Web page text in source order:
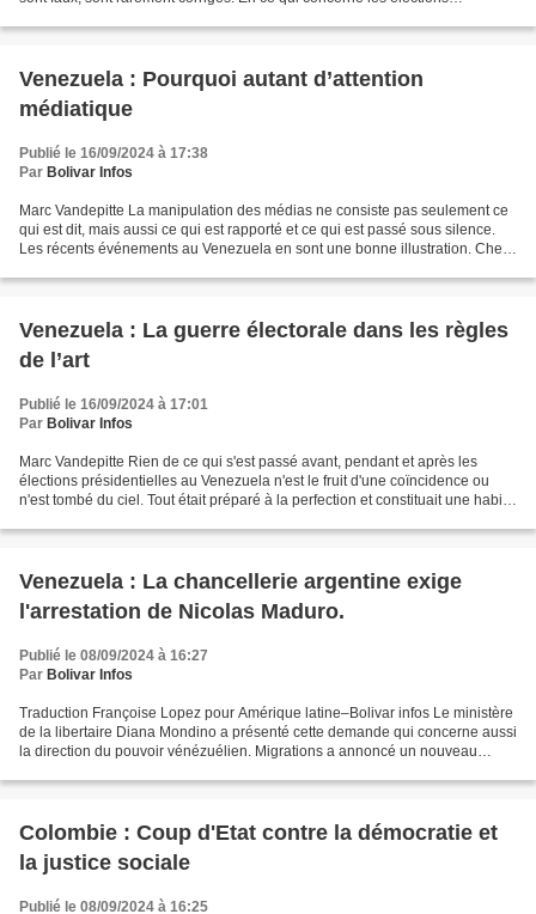
Venezuela : Pourquoi autant d’attention
médiatique
Publié le 16/09/2024 à 17:38
Par Bolivar Infos
Marc Vandepitte La manipulation des médias ne consiste pas seulement ce
qui est dit, mais aussi ce qui est rapporté et ce qui est passé sous silence.
Les récents événements au Venezuela en sont une bonne illustration. Cher
Venezuela : La guerre électorale dans les règles
de l’art
Publié le 16/09/2024 à 17:01
Par Bolivar Infos
Marc Vandepitte Rien de ce qui s'est passé avant, pendant et après les
élections présidentielles au Venezuela n'est le fruit d'une coïncidence ou
n'est tombé du ciel. Tout était préparé à la perfection et constituait une habile
Venezuela : La chancellerie argentine exige
l'arrestation de Nicolas Maduro.
Publié le 08/09/2024 à 16:27
Par Bolivar Infos
Traduction Françoise Lopez pour Amérique latine–Bolivar infos Le ministère
de la libertaire Diana Mondino a présenté cette demande qui concerne aussi
la direction du pouvoir vénézuélien. Migrations a annoncé un nouveau
Colombie : Coup d'Etat contre la démocratie et
la justice sociale
Publié le 08/09/2024 à 16:25